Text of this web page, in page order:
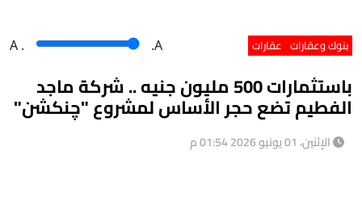
بنوك وعقارات عقارات A . .A
باستثمارات 500 مليون جنيه .. شركة ماجد
الفطيم تضع حجر الأساس لمشروع "چنكشن"
الإثنين، 01 يونيو 2026 01:54 م